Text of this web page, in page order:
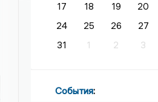
17
18 19 20
24
25 26 27
31
1 2 3
События: